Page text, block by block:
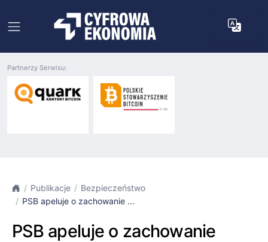
Partnerzy Serwisu:
Publikacje
Bezpieczeństwo
PSB apeluje o zachowanie ...
PSB apeluje o zachowanie